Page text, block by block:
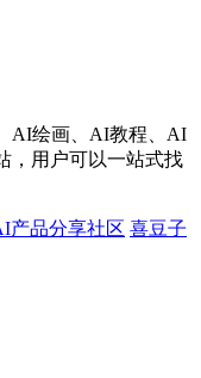
AI绘画、AI教程、AI
，用户可以一站式找
产品分享社区 喜豆子